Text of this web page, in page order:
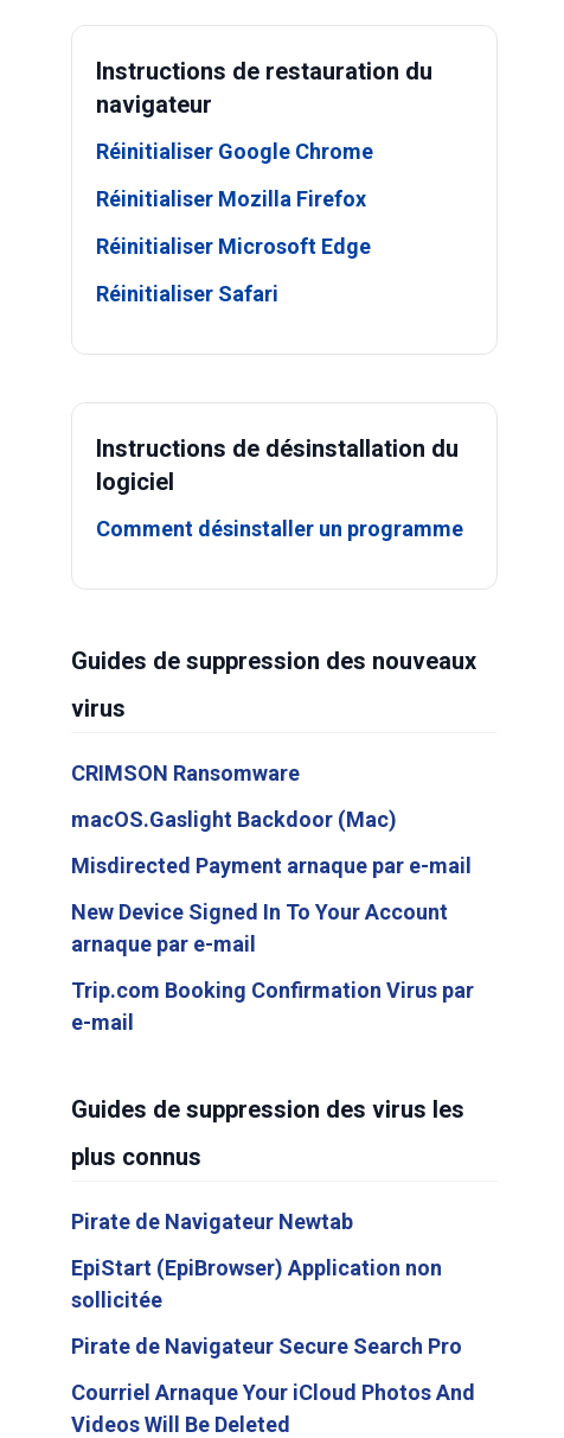
Instructions de restauration du
navigateur
Réinitialiser Google Chrome
Réinitialiser Mozilla Firefox
Réinitialiser Microsoft Edge
Réinitialiser Safari
Instructions de désinstallation du
logiciel
Comment désinstaller un programme
Guides de suppression des nouveaux
virus
CRIMSON Ransomware
macOS.Gaslight Backdoor (Mac)
Misdirected Payment arnaque par e-mail
New Device Signed In To Your Account
arnaque par e-mail
Trip.com Booking Confirmation Virus par
e-mail
Guides de suppression des virus les
plus connus
Pirate de Navigateur Newtab
EpiStart (EpiBrowser) Application non
sollicitée
Pirate de Navigateur Secure Search Pro
Courriel Arnaque Your iCloud Photos And
Videos Will Be Deleted